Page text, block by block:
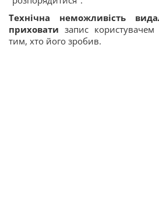
Технічна неможливість
приховати запис
тим, хто його зробив.